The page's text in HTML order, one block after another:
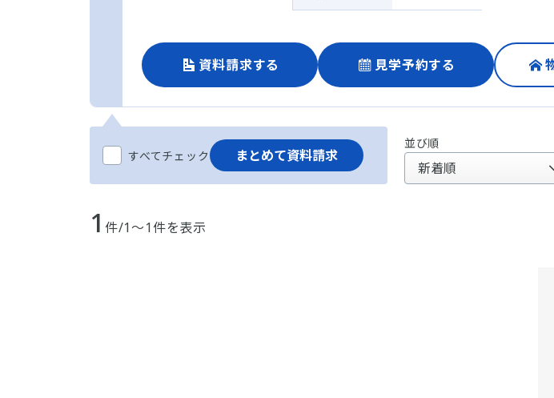
資料請求する 見学予約する
すべてチェック まとめて資料請求
並び順
1 件/1～1件を表示